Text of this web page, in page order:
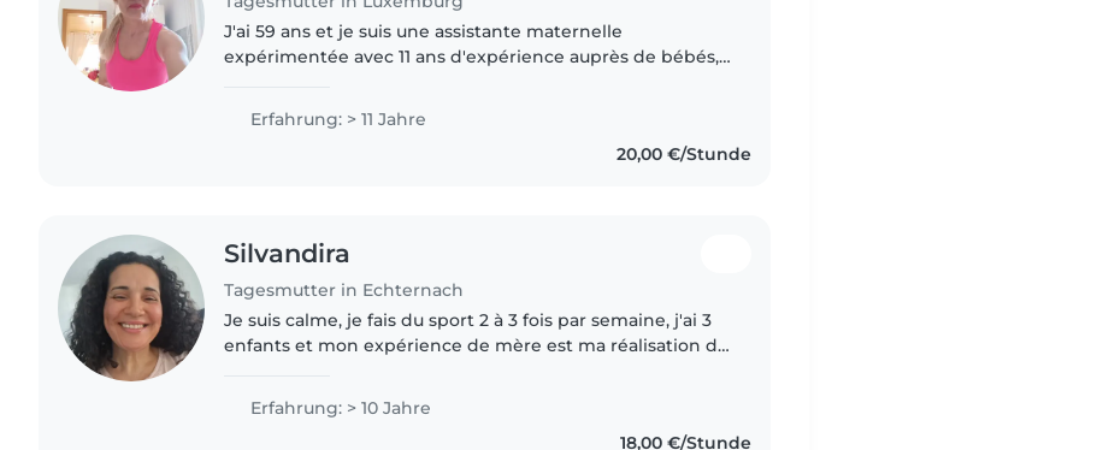
J'ai 59 ans et je suis une assistante maternelle
expérimentée avec 11 ans d'expérience auprès de bébés,
Erfahrung: > 11 Jahre
20,00 €/Stunde
Silvandira
Tagesmutter in Echternach
Je suis calme, je fais du sport 2 à 3 fois par semaine, j'ai 3
enfants et mon expérience de mère est ma réalisation de
Erfahrung: > 10 Jahre
18,00 €/Stunde